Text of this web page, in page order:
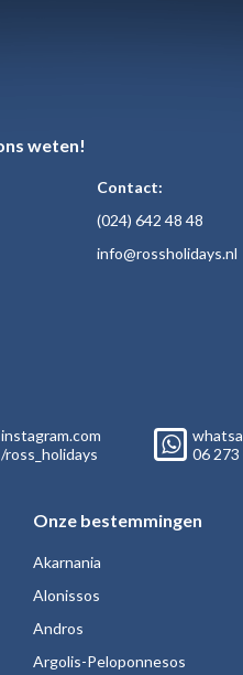
weten!
Contact:
(024) 642 48 48
info@rossholidays.nl
instagram.com
/ross_holidays
06 273
Onze bestemmingen
Akarnania
Alonissos
Andros
Argolis-Peloponnesos